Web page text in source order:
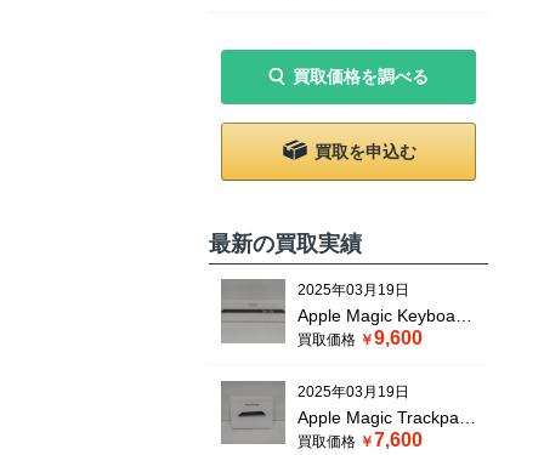
買取価格を調べる
買取を申込む
最新の買取実績
2025年03月19日
Apple Magic Keyboard
with touch ID
買取価格 9,600
2025年03月19日
Apple Magic Trackpad
Black MXKA3ZA/A
買取価格 7,600